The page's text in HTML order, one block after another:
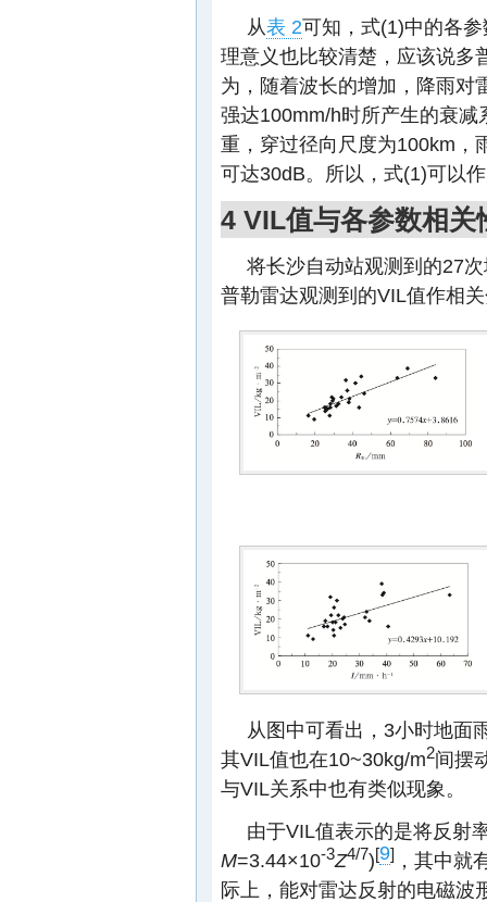
从表 2可知，式(1)中的各
理意义也比较清楚，应该说多
为，随着波长的增加，降雨对
强达100mm/h时所产生的衰
重，穿过径向尺度为100km，
可达30dB。所以，式(1)可以
4 VIL值与各参数相关
将长沙自动站观测到的27
普勒雷达观测到的VIL值作相
从图中可看出，3小时地面
其VIL值也在10~30kg/m2间摆
与VIL关系中也有类似现象。
由于VIL值表示的是将反射
M=3.44×10-3Z4/7)[9] ，其中就
际上，能对雷达反射的电磁波